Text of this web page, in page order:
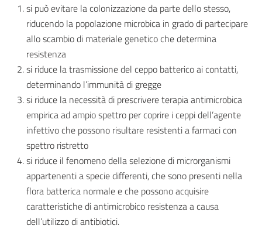
si può evitare la colonizzazione da parte dello stesso,
riducendo la popolazione microbica in grado di partecipare
allo scambio di materiale genetico che determina
resistenza
si riduce la trasmissione del ceppo batterico ai contatti,
determinando l’immunità di gregge
si riduce la necessità di prescrivere terapia antimicrobica
empirica ad ampio spettro per coprire i ceppi dell’agente
infettivo che possono risultare resistenti a farmaci con
spettro ristretto
si riduce il fenomeno della selezione di microrganismi
appartenenti a specie differenti, che sono presenti nella
flora batterica normale e che possono acquisire
caratteristiche di antimicrobico resistenza a causa
dell’utilizzo di antibiotici.